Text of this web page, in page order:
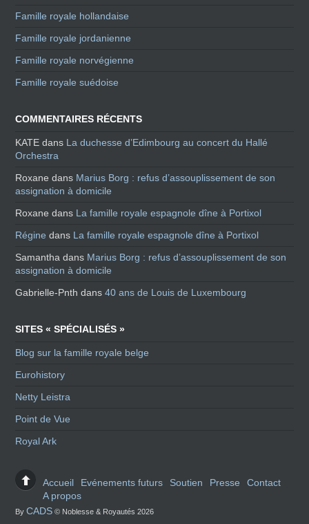
Famille royale hollandaise
Famille royale jordanienne
Famille royale norvégienne
Famille royale suédoise
COMMENTAIRES RÉCENTS
KATE dans La duchesse d’Edimbourg au concert du Hallé
Orchestra
Roxane dans Marius Borg : refus d’assouplissement de son
assignation à domicile
Roxane dans La famille royale espagnole dîne à Portixol
Régine dans La famille royale espagnole dîne à Portixol
Samantha dans Marius Borg : refus d’assouplissement de son
assignation à domicile
Gabrielle-Pnth dans40 ans de Louis de Luxembourg
SITES « SPÉCIALISÉS »
Blog sur la famille royale belge
Eurohistory
Netty Leistra
Point de Vue
Royal Ark
Accueil Evénements futurs Soutien Presse
Contact
A propos
ByCADS © Noblesse & Royautés 2026